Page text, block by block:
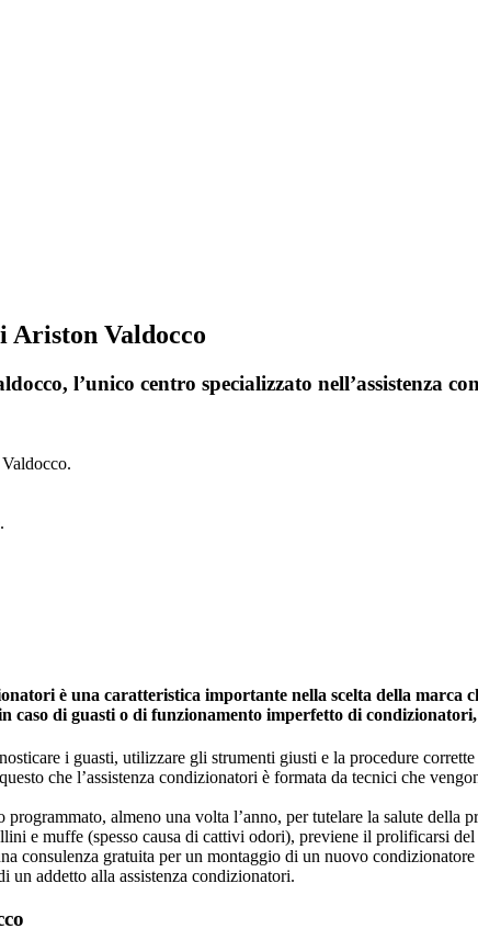
Ariston Valdocco
l’unico centro specializzato nell’assistenza
è una caratteristica importante nella scelta della marca
caso di guasti o di funzionamento imperfetto di
i guasti, utilizzare gli strumenti giusti e la procedure
che l’assistenza condizionatori è formata da tecnici che
almeno una volta l’anno, per tutelare la salute
e muffe (spesso causa di cattivi odori), previene il prolificarsi
consulenza gratuita per un montaggio di un nuovo
un addetto alla assistenza condizionatori.